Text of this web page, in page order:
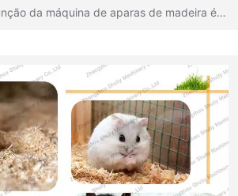
da máquina de aparas de madeira é…